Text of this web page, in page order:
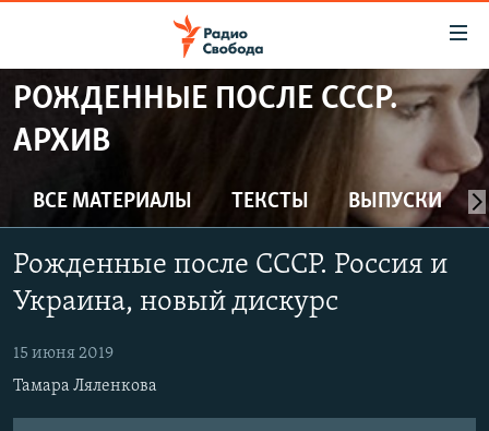
упрощенного
доступа
Вернутся
главной
навигации
Вернутся
ПРОГРАММЫ
ПОДКАСТЫ
АВТОРСКИЕ ПРОЕКТЫ
ЦИТАТЫ СВОБОДЫ
МНЕНИЯ
КУЛЬТУРА
IDEL.РЕАЛИИ
КАВКАЗ.РЕАЛИИ
РОЖДЕННЫЕ ПОСЛЕ СССР.
АРХИВ
ВСЕ МАТЕРИАЛЫ ТЕКСТЫ ВЫПУСКИ
Рожденные после СССР. Россия и
Украина, новый дискурс
15 июня 2019
Тамара Ляленкова